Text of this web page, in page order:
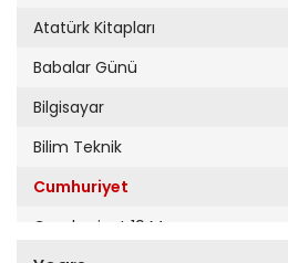
Atatürk Kitapları
Babalar Günü
Bilgisayar
Bilim Teknik
Cumhuriyet
Cumhuriyet 19 Mayıs